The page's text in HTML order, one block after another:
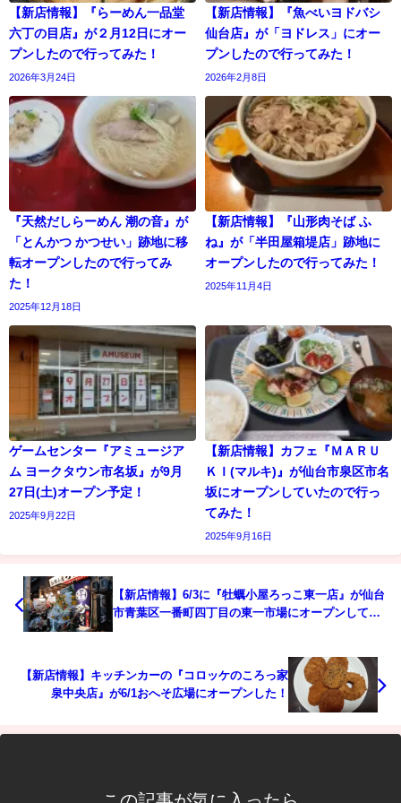
【新店情報】『らーめん一品堂
六丁の目店』が２月12日にオー
プンしたので行ってみた！
2026年3月24日
【新店情報】『魚べいヨドバシ
仙台店』が「ヨドレス」にオー
プンしたので行ってみた！
2026年2月8日
『天然だしらーめん 潮の音』が
「とんかつ かつせい」跡地に移
転オープンしたので行ってみ
た！
2025年12月18日
【新店情報】『山形肉そば ふ
ね』が「半田屋箱堤店」跡地に
オープンしたので行ってみた！
2025年11月4日
ゲームセンター『アミュージア
ム ヨークタウン市名坂』が9月
27日(土)オープン予定！
2025年9月22日
【新店情報】カフェ『ＭＡＲＵ
ＫＩ(マルキ)』が仙台市泉区市名
坂にオープンしていたので行っ
てみた！
2025年9月16日
【新店情報】6/3に『牡蠣小屋ろっこ東一店』が仙台
市青葉区一番町四丁目の東一市場にオープンしてい
【新店情報】キッチンカーの『コロッケのころっ家
泉中央店』が6/1おへそ広場にオープンした！